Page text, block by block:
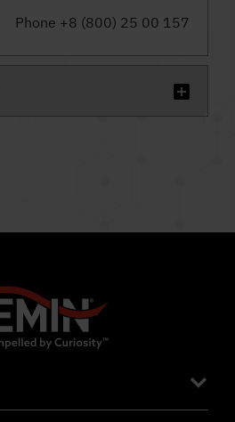
Phone +8 (800) 25 00 157